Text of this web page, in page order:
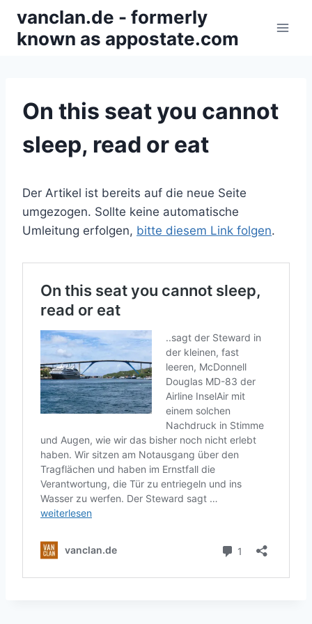
Inhalt
springen
vanclan.de - formerly
known as appostate.com
On this seat you cannot
sleep, read or eat
Der Artikel ist bereits auf die neue Seite
umgezogen. Sollte keine automatische
Umleitung erfolgen, bitte diesem Link folgen.